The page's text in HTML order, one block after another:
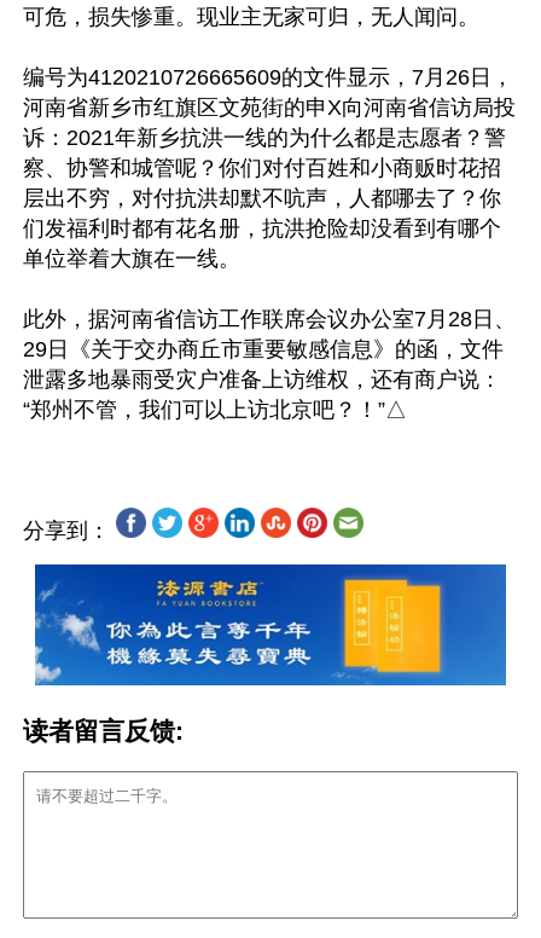
可危，损失惨重。现业主无家可归，无人闻问。
编号为4120210726665609的文件显示，7月26日，
河南省新乡市红旗区文苑街的申X向河南省信访局投
诉：2021年新乡抗洪一线的为什么都是志愿者？警
察、协警和城管呢？你们对付百姓和小商贩时花招
层出不穷，对付抗洪却默不吭声，人都哪去了？你
们发福利时都有花名册，抗洪抢险却没看到有哪个
单位举着大旗在一线。
此外，据河南省信访工作联席会议办公室7月28日、
29日《关于交办商丘市重要敏感信息》的函，文件
泄露多地暴雨受灾户准备上访维权，还有商户说：
分享到：
读者留言反馈: